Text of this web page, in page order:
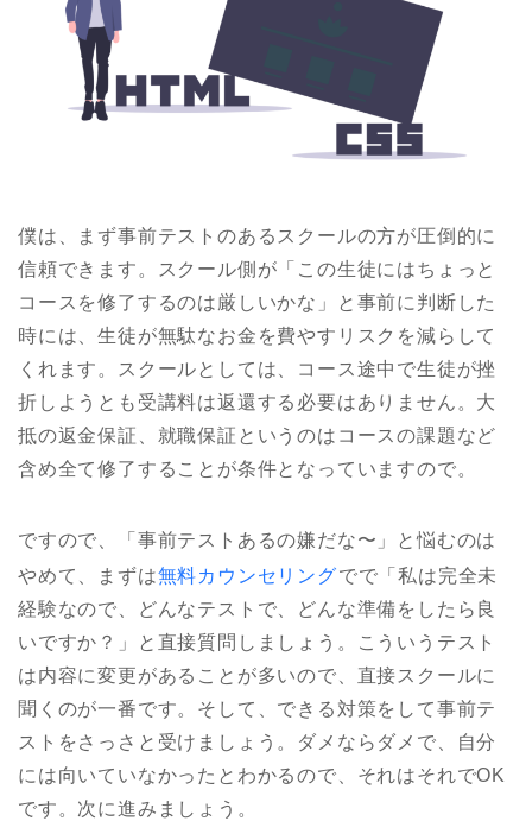
僕は、まず事前テストのあるスクールの方が圧倒的に
信頼できます。スクール側が「この生徒にはちょっと
コースを修了するのは厳しいかな」と事前に判断した
時には、生徒が無駄なお金を費やすリスクを減らして
くれます。スクールとしては、コース途中で生徒が挫
折しようとも受講料は返還する必要はありません。大
抵の返金保証、就職保証というのはコースの課題など
含め全て修了することが条件となっていますので。
ですので、「事前テストあるの嫌だな〜」と悩むのは
やめて、まずは無料カウンセリングでで「私は完全未
経験なので、どんなテストで、どんな準備をしたら良
いですか？」と直接質問しましょう。こういうテスト
は内容に変更があることが多いので、直接スクールに
聞くのが一番です。そして、できる対策をして事前テ
ストをさっさと受けましょう。ダメならダメで、自分
には向いていなかったとわかるので、それはそれでOK
です。次に進みましょう。